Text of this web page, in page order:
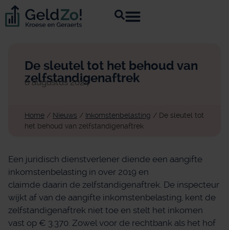
De sleutel tot het behoud van
zelfstandigenaftrek
8 augustus 2024
Home / Nieuws / Inkomstenbelasting / De sleutel tot
het behoud van zelfstandigenaftrek
Een juridisch dienstverlener diende een aangifte
inkomstenbelasting in over 2019 en
claimde daarin de zelfstandigenaftrek. De inspecteur
wijkt af van de aangifte inkomstenbelasting, kent de
zelfstandigenaftrek niet toe en stelt het inkomen
vast op € 3.370. Zowel voor de rechtbank als het hof